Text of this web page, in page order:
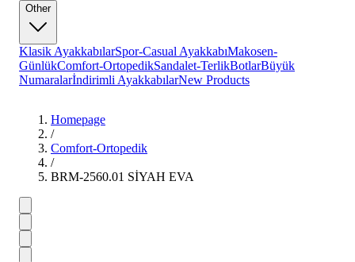
Other
Klasik AyakkabılarSpor-Casual AyakkabıMakosen-
GünlükComfort-OrtopedikSandalet-TerlikBotlarBüyük
Numaralarİndirimli AyakkabılarNew Products
Homepage
/
Comfort-Ortopedik
/
BRM-2560.01 SİYAH EVA